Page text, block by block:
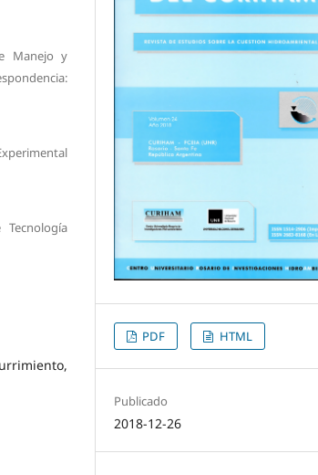
Manejo y
PDF HTML
Publicado
2018-12-26